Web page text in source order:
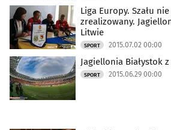
Liga Europy. Szału
zrealizowany.
Litwie
SPORT 2015.07.02 00:00
Jagiellonia Białystok
SPORT 2015.06.29 00:00